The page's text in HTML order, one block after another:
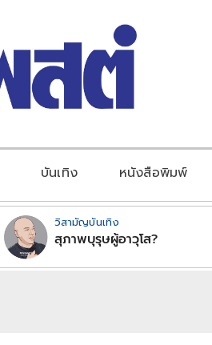
บันเทิง หนังสือพิมพ์
วิสามัญบันเทิง
สุภาพบุรุษผู้อาวุโส?